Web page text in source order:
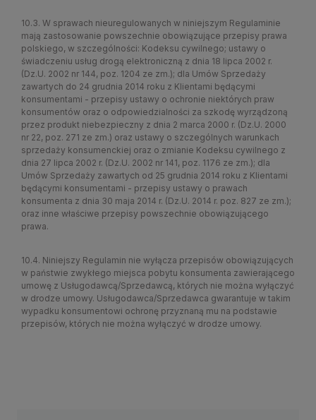
10.3. W sprawach nieuregulowanych w niniejszym Regulaminie
mają zastosowanie powszechnie obowiązujące przepisy prawa
polskiego, w szczególności: Kodeksu cywilnego; ustawy o
świadczeniu usług drogą elektroniczną z dnia 18 lipca 2002 r.
(Dz.U. 2002 nr 144, poz. 1204 ze zm.); dla Umów Sprzedaży
zawartych do 24 grudnia 2014 roku z Klientami będącymi
konsumentami - przepisy ustawy o ochronie niektórych praw
konsumentów oraz o odpowiedzialności za szkodę wyrządzoną
przez produkt niebezpieczny z dnia 2 marca 2000 r. (Dz.U. 2000
nr 22, poz. 271 ze zm.) oraz ustawy o szczególnych warunkach
sprzedaży konsumenckiej oraz o zmianie Kodeksu cywilnego z
dnia 27 lipca 2002 r. (Dz.U. 2002 nr 141, poz. 1176 ze zm.); dla
Umów Sprzedaży zawartych od 25 grudnia 2014 roku z Klientami
będącymi konsumentami - przepisy ustawy o prawach
konsumenta z dnia 30 maja 2014 r. (Dz.U. 2014 r. poz. 827 ze zm.);
oraz inne właściwe przepisy powszechnie obowiązującego
prawa.
10.4. Niniejszy Regulamin nie wyłącza przepisów obowiązujących
w państwie zwykłego miejsca pobytu konsumenta zawierającego
umowę z Usługodawcą/Sprzedawcą, których nie można wyłączyć
w drodze umowy. Usługodawca/Sprzedawca gwarantuje w takim
wypadku konsumentowi ochronę przyznaną mu na podstawie
przepisów, których nie można wyłączyć w drodze umowy.